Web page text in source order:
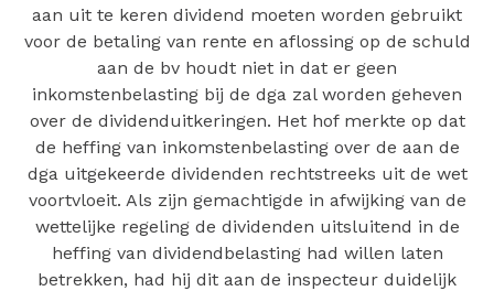
aan uit te keren dividend moeten worden gebruikt
voor de betaling van rente en aflossing op de schuld
aan de bv houdt niet in dat er geen
inkomstenbelasting bij de dga zal worden geheven
over de dividenduitkeringen. Het hof merkte op dat
de heffing van inkomstenbelasting over de aan de
dga uitgekeerde dividenden rechtstreeks uit de wet
voortvloeit. Als zijn gemachtigde in afwijking van de
wettelijke regeling de dividenden uitsluitend in de
heffing van dividendbelasting had willen laten
betrekken, had hij dit aan de inspecteur duidelijk